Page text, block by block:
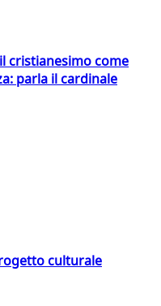
cristianesimo come
parla il cardinale
culturale